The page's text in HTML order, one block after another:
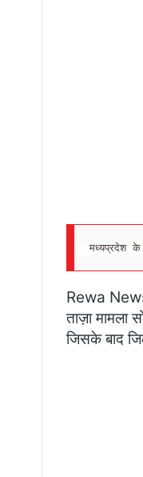
मध्यप्रदेश के
Rewa News
ताज़ा मामला
जिसके बाद